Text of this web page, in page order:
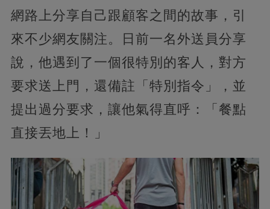
網路上分享自己跟顧客之間的故事，引
來不少網友關注。日前一名外送員分享
說，他遇到了一個很特別的客人，對方
要求送上門，還備註「特別指令」，並
提出過分要求， 讓他氣得直呼：「餐點
直接丟地上！」